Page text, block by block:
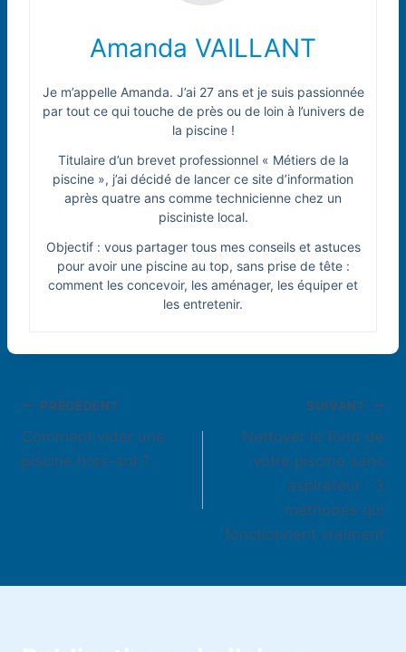
Amanda VAILLANT
Je m’appelle Amanda. J’ai 27 ans et je suis passionnée
par tout ce qui touche de près ou de loin à l’univers de
la piscine !
Titulaire d’un brevet professionnel « Métiers de la
piscine », j’ai décidé de lancer ce site d’information
après quatre ans comme technicienne chez un
pisciniste local.
Objectif : vous partager tous mes conseils et astuces
pour avoir une piscine au top, sans prise de tête :
comment les concevoir, les aménager, les équiper et
les entretenir.
Navigation
de
PRÉCÉDENT
Comment vider une
piscine hors-sol ?
SUIVANT
Nettoyer le fond de
votre piscine sans
aspirateur : 3
méthodes qui
fonctionnent vraiment